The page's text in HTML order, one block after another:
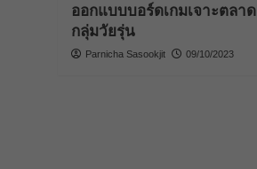
ออกแบบบอร์ดเกมเจาะตลาด
กลุ่มวัยรุ่น
Parnicha Sasookjit 09/10/2023